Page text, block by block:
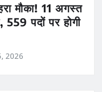
मौका! 11 अगस्त
559 पदों पर होगी
2026